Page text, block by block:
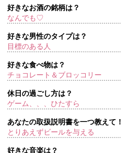
好きなお酒の銘柄は？
なんでも♡
好きな男性のタイプは？
目標のある人
好きな食べ物は？
チョコレート＆ブロッコリー
休日の過ごし方は？
ゲーム、、、ひたすら
あなたの取扱説明書を一つ教えて！
とりあえずビールを与える
好きな音楽は？